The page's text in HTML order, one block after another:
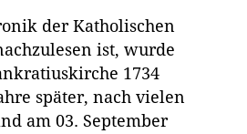
der Katholischen
ist, wurde
1734
später, nach vielen
am 03. September